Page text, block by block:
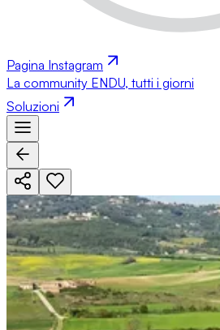
Pagina Instagram
La community ENDU, tutti i giorni
Soluzioni